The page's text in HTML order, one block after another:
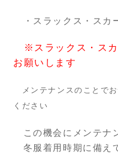
・スラックス・スカ
※スラックス・スカ
お願いします
メンテナンスのことで
ください
この機会にメンテナ
冬服着用時期に備え